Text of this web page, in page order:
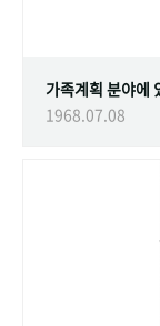
1968.07.08